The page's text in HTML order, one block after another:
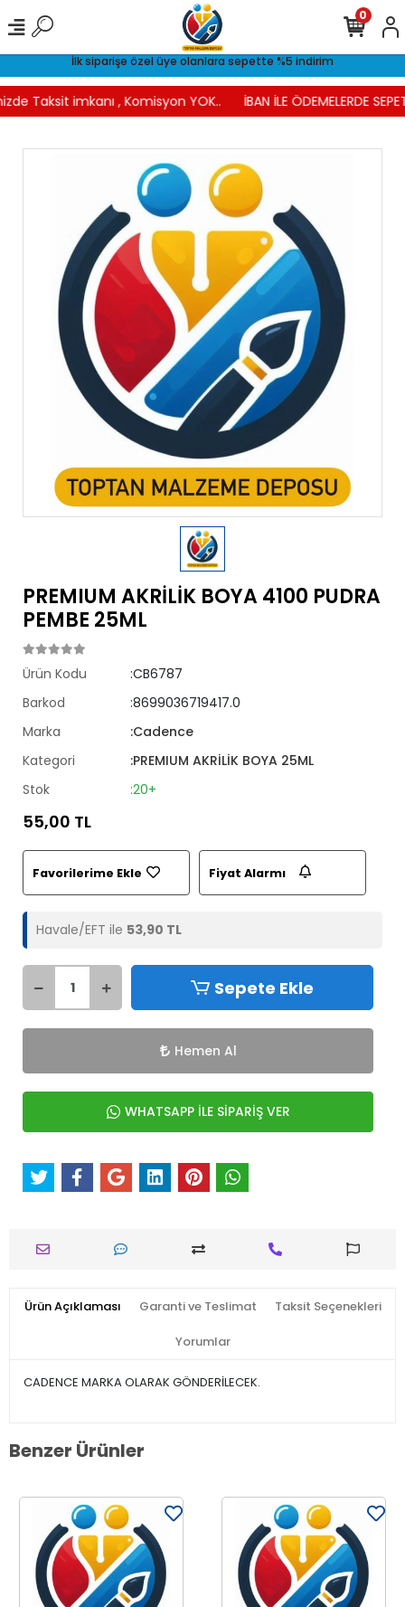
İlk siparişe özel üye olanlara sepette %5 indirim
Taksit imkanı , Komisyon YOK.. İBAN İLE ÖDEMELERDE
0
PREMIUM AKRİLİK BOYA 4100 PUDRA
PEMBE 25ML
Ürün Kodu
:CB6787
Barkod
:8699036719417.0
Marka
:Cadence
Kategori
:PREMIUM AKRİLİK BOYA 25ML
Stok
:20+
55,00 TL
Favorilerime Ekle Fiyat Alarmı
Havale/EFT ile 53,90 TL
Sepete Ekle
Hemen Al
WHATSAPP İLE SİPARİŞ VER
Ürün Açıklaması Garanti ve Teslimat Taksit Seçenekleri
Yorumlar
CADENCE MARKA OLARAK GÖNDERİLECEK.
Benzer Ürünler